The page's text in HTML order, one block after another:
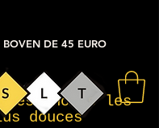
choses les
douces
BOVEN DE 45 EURO